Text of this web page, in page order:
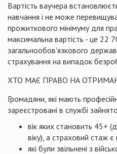
Вартість ваучера
навчання і не може
прожиткового мінімуму для
максимальна вартість - це 22
загальнообов'язкового
страхування на випадок
ХТО МАЄ ПРАВО НА
Громадяни, які мають
зареєстровані в службі
вік яких становить 45+
віку), а страховий стаж
які були звільнені з